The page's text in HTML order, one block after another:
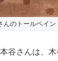
んのトールペイン
谷さんは、